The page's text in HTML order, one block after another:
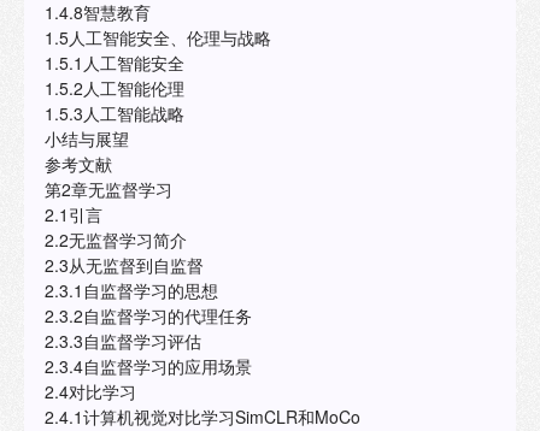
1.4.8智慧教育
1.5人工智能安全、伦理与战略
1.5.1人工智能安全
1.5.2人工智能伦理
1.5.3人工智能战略
小结与展望
参考文献
第2章无监督学习
2.1引言
2.2无监督学习简介
2.3从无监督到自监督
2.3.1自监督学习的思想
2.3.2自监督学习的代理任务
2.3.3自监督学习评估
2.3.4自监督学习的应用场景
2.4对比学习
2.4.1计算机视觉对比学习SimCLR和MoCo